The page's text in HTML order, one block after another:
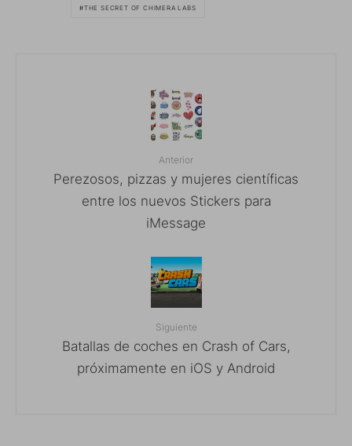
THE SECRET OF CHIMERA LABS
Anterior
Perezosos, pizzas y mujeres científicas
entre los nuevos Stickers para
iMessage
Siguiente
Batallas de coches en Crash of Cars,
próximamente en iOS y Android